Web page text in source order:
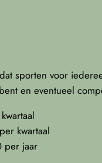
sporten voor
en eventueel
kwartaal
per jaar